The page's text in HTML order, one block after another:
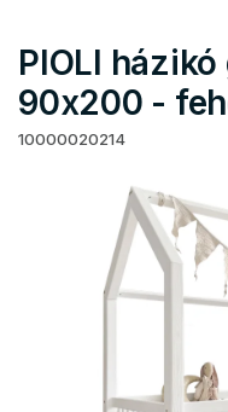
PIOLI
90x200 -
10000020214